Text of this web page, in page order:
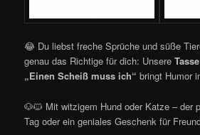
😂 Du liebst freche Sprüche und süße
genau das Richtige für dich: Unsere
„Einen Scheiß muss ich“ bringt Humor
🐶🐱 Mit witzigem Hund oder Katze – der
Tag oder ein geniales Geschenk für